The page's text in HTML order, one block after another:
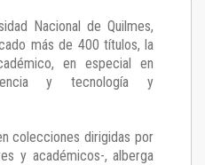
Nacional de Quilmes,
más de 400 títulos, la
en especial en
y tecnología y
colecciones dirigidas por
y académicos-, alberga